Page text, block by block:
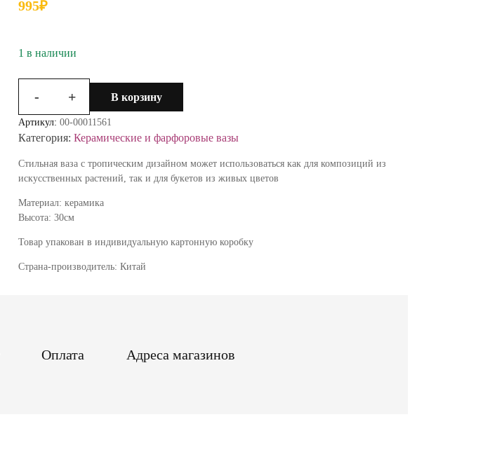
995₽
1 в наличии
-
Количество
товара
Тропические
листья
1
СН16
+ В корзину
Артикул: 00-00011561
Категория: Керамические и фарфоровые вазы
Стильная ваза с тропическим дизайном может использоваться как для композиций из
искусственных растений, так и для букетов из живых цветов
Материал: керамика
Высота: 30см
Товар упакован в индивидуальную картонную коробку
Страна-производитель: Китай
Оплата Адреса магазинов